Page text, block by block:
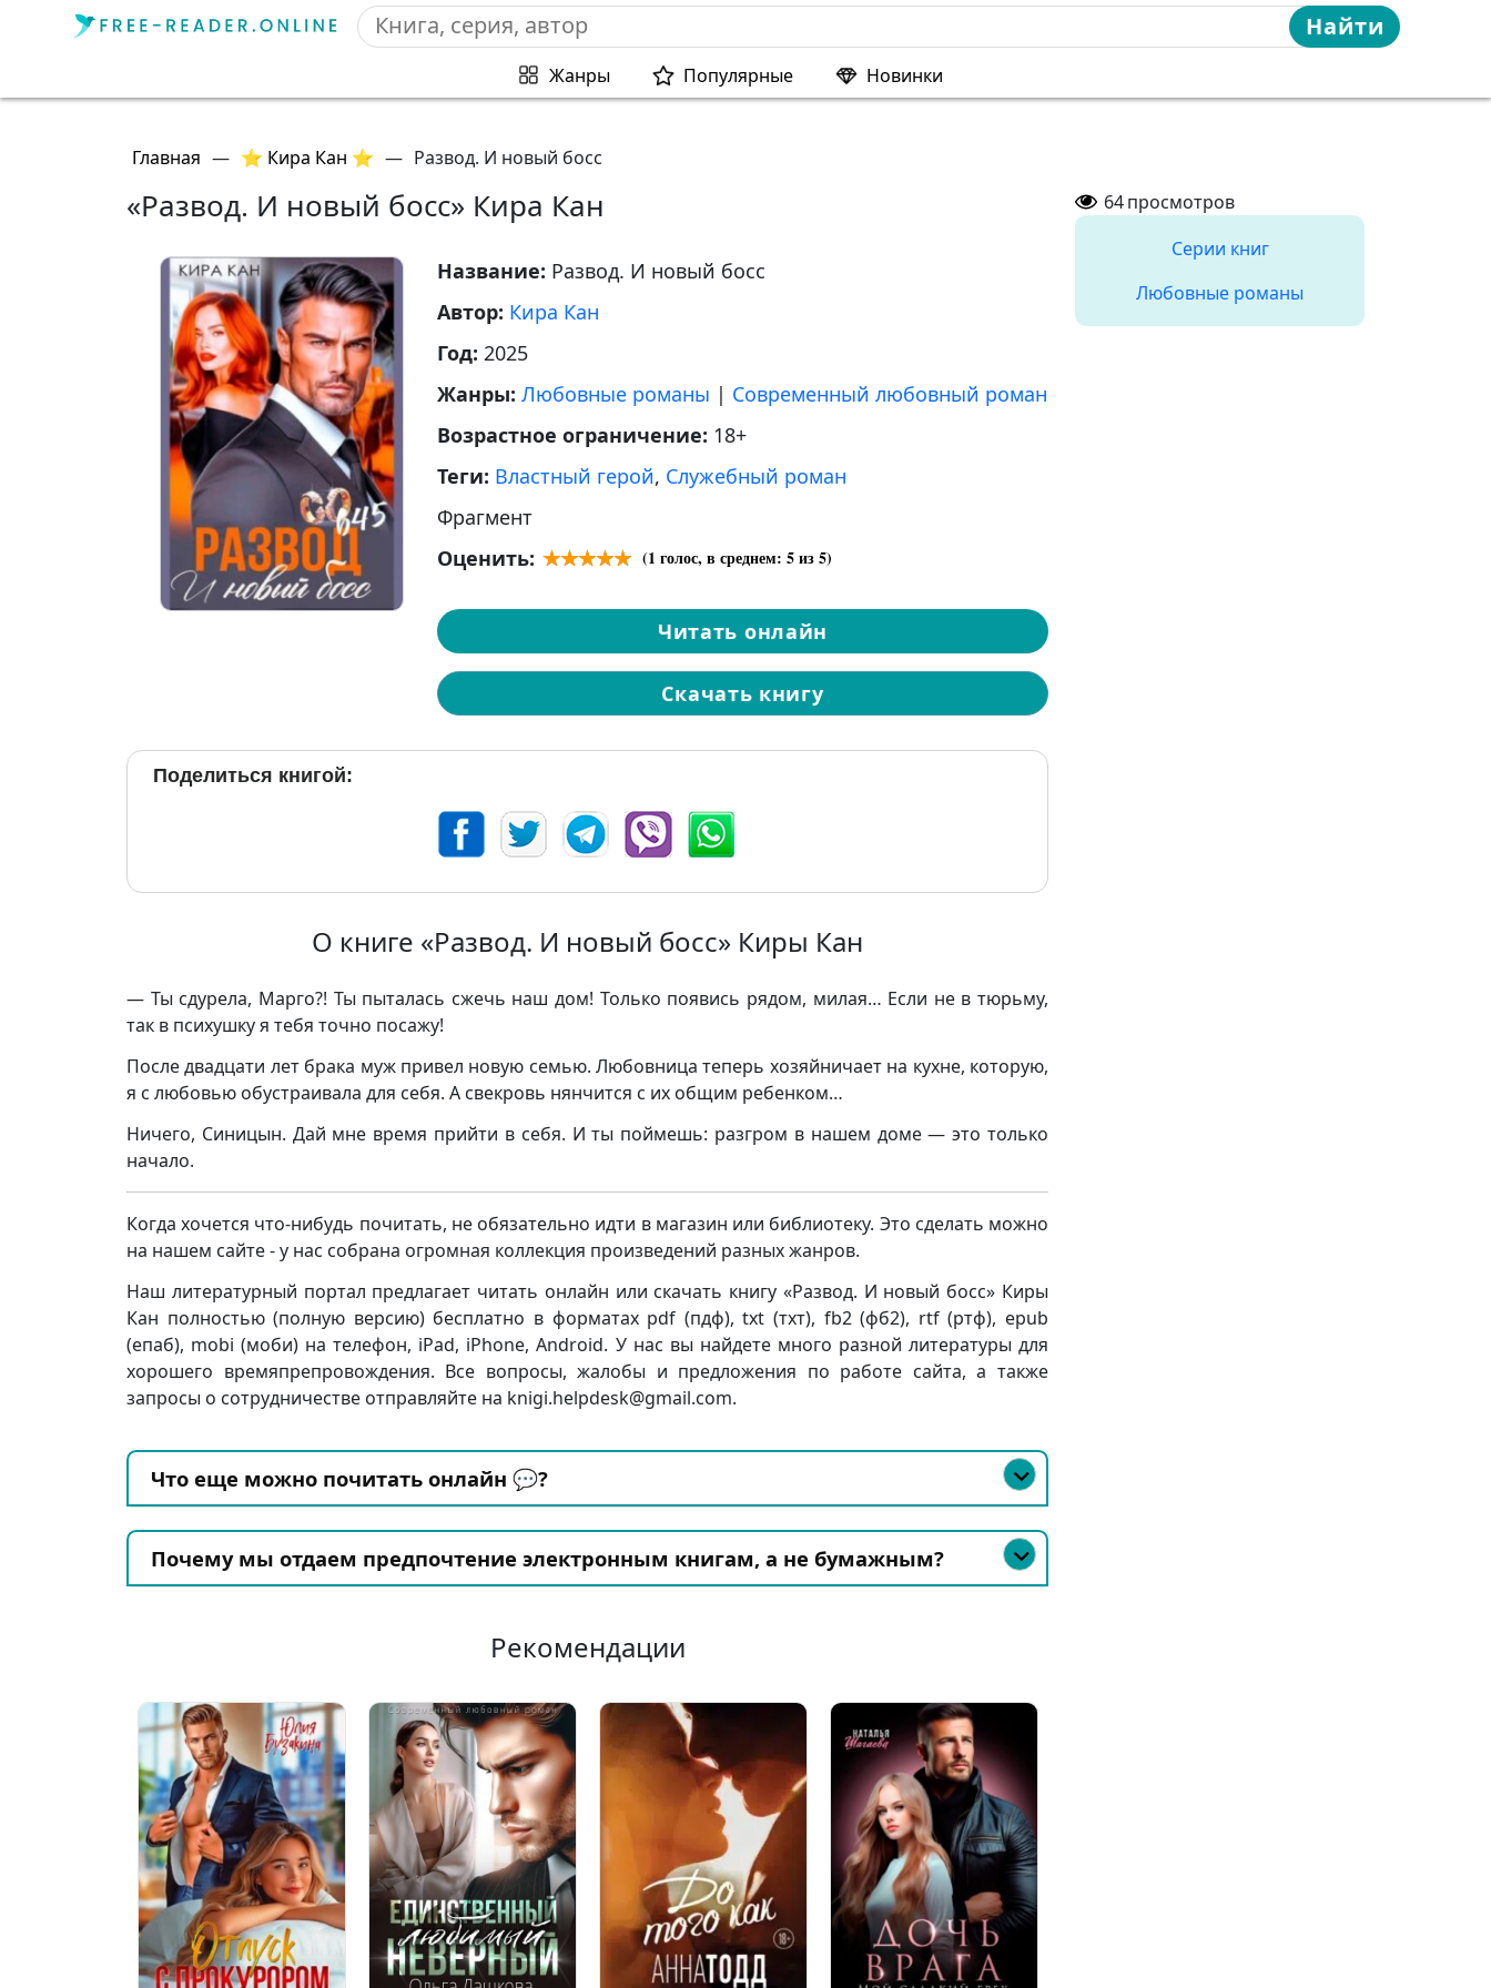
Найти
Жанры Популярные Новинки
Главная — ⭐ Кира Кан ⭐ — Развод. И новый босс
«Развод. И новый босс» Кира Кан
Название: Развод. И новый босс
Автор: Кира Кан
Год: 2025
Жанры: Любовные романы | Современный любовный роман
Возрастное ограничение: 18+
Теги: Властный герой, Служебный роман
Фрагмент
Оценить:
(1 голос, в среднем: 5из 5)
Читать онлайн
Скачать книгу
Поделиться книгой:
О книге «Развод. И новый босс» Киры Кан
— Ты сдурела, Марго?! Ты пыталась сжечь наш дом! Только появись рядом, милая… Если не в тюрьму,
так в психушку я тебя точно посажу!
После двадцати лет брака муж привел новую семью. Любовница теперь хозяйничает на кухне, которую,
я с любовью обустраивала для себя. А свекровь нянчится с их общим ребенком…
Ничего, Синицын. Дай мне время прийти в себя. И ты поймешь: разгром в нашем доме — это только
начало.
Когда хочется что-нибудь почитать, не обязательно идти в магазин или библиотеку. Это сделать можно
на нашем сайте - у нас собрана огромная коллекция произведений разных жанров.
Наш литературный портал предлагает читать онлайн или скачать книгу «Развод. И новый босс» Киры
Кан полностью (полную версию) бесплатно в форматах pdf (пдф), txt (тхт), fb2 (фб2), rtf (ртф), epub
(епаб), mobi (моби) на телефон, iPad, iPhone, Android. У нас вы найдете много разной литературы для
хорошего времяпрепровождения. Все вопросы, жалобы и предложения по работе сайта, а также
запросы о сотрудничестве отправляйте на knigi.helpdesk@gmail.com.
Что еще можно почитать онлайн 💬?
Почему мы отдаем предпочтение электронным книгам, а не бумажным?
Рекомендации
64просмотров
Серии книг
Любовные романы